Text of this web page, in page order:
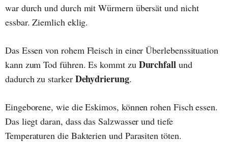
war durch und durch mit Würmern übersät und nicht
essbar. Ziemlich eklig.
Das Essen von rohem Fleisch in einer Überlebenssituation
kann zum Tod führen. Es kommt zu Durchfall und
dadurch zu starker Dehydrierung.
Eingeborene, wie die Eskimos, können rohen Fisch essen.
Das liegt daran, dass das Salzwasser und tiefe
Temperaturen die Bakterien und Parasiten töten.